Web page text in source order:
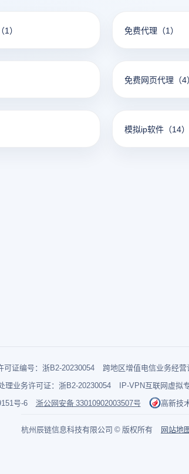
（1） 免费代理 （1）
免费网页代理 （4）
模拟ip软件 （14）
可证编号：浙B2-20230054
跨地区增值电信业务经
理业务许可证：浙B2-20230054
IP-VPN互联网虚拟
号-6
浙公网安备 33010902003507号 高新技
杭州辰链信息科技有限公司 © 版权所有 网站地